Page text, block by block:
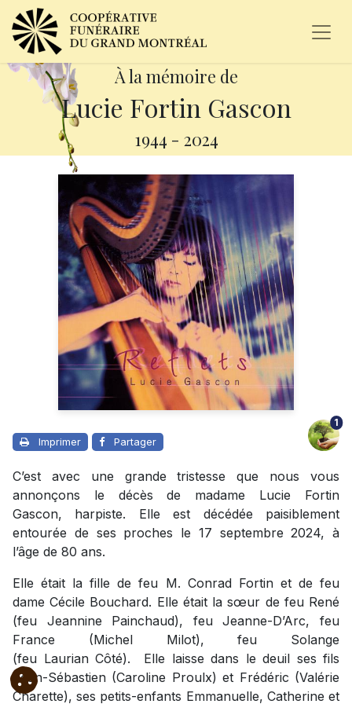
À la mémoire de
Lucie Fortin Gascon
1944 - 2024
Imprimer Partager
1
C’est avec une grande tristesse que nous vous
annonçons le décès de madame Lucie Fortin
Gascon, harpiste. Elle est décédée paisiblement
entourée de ses proches le 17 septembre 2024, à
l’âge de 80 ans.
Elle était la fille de feu M. Conrad Fortin et de feu
dame Cécile Bouchard. Elle était la sœur de feu René
(feu Jeannine Painchaud), feu Jeanne-D’Arc, feu
France (Michel Milot), feu Solange
(feu Laurian Côté). Elle laisse dans le deuil ses fils
Jean-Sébastien (Caroline Proulx) et Frédéric (Valérie
Charette), ses petits-enfants Emmanuelle, Catherine et